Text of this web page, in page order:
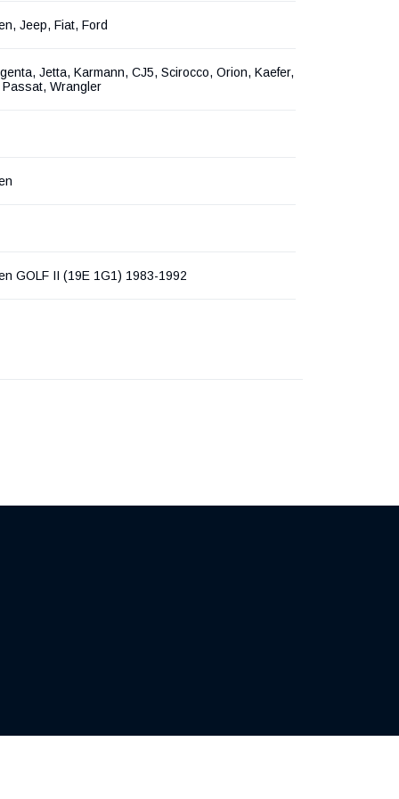
Jeep, Fiat, Ford
Jetta, Karmann, CJ5, Scirocco, Orion, Kaefer,
Passat, Wrangler
GOLF II (19E 1G1) 1983-1992